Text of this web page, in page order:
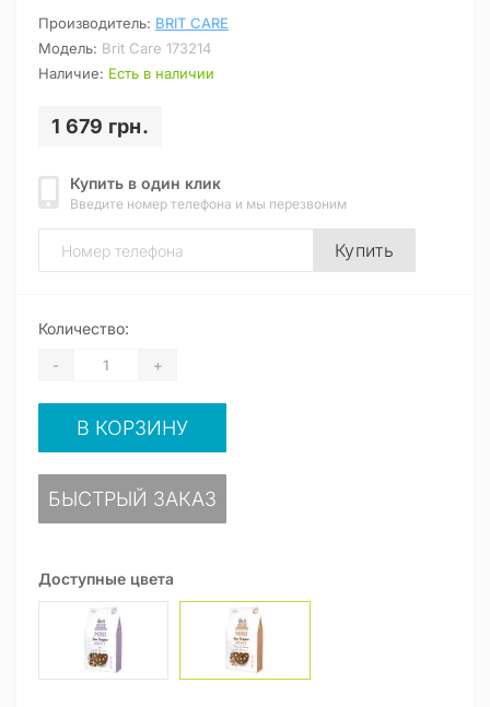
Производитель: BRIT CARE
Модель: Brit Care 173214
Наличие: Есть в наличии
1 679 грн.
Купить в один клик
Введите номер телефона и мы перезвоним
Купить
Доступные цвета
Количество:
- +
В КОРЗИНУ
БЫСТРЫЙ ЗАКАЗ